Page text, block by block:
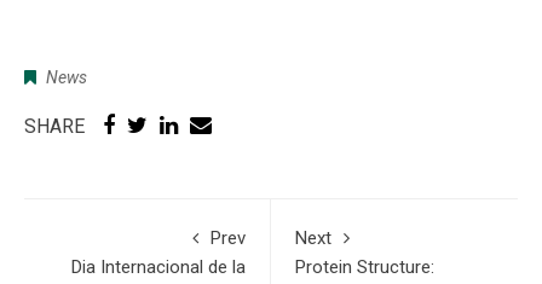
News
SHARE
Prev
Dia Internacional de la
Next
Protein Structure: